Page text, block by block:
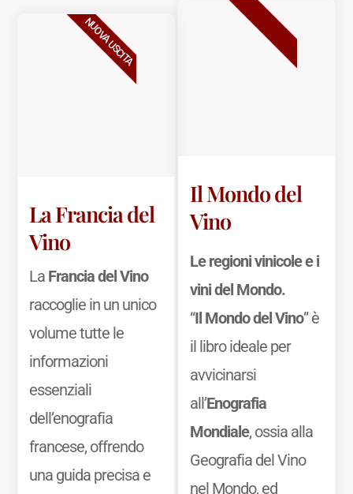
La Francia del
Vino
La Francia del Vino
raccoglie in un unico
volume tutte le
informazioni
essenziali
dell’enografia
francese, offrendo
una guida precisa e
NUOVA USCITA
Il Mondo del
Vino
Le regioni vinicole e i
vini del Mondo.
“Il Mondo del Vino” è
il libro ideale per
avvicinarsi
all’Enografia
Mondiale, ossia alla
Geografia del Vino
nel Mondo, ed
BESTSELLER